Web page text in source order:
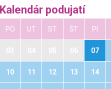
Kalendár podujatí
PO UT ST ŠT PI
07
10 11 12 13 14